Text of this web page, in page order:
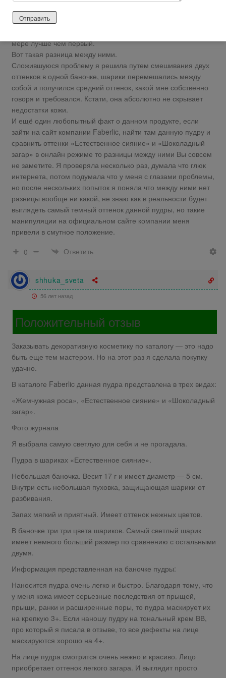
заказала ещё один оттенок данной пудры «Жемчужная
россыпь». К моему большому удивлению именно этот
мере лучше чем первый.
Вот такая разница между ними.
Сложившуюся проблему я решила путем смешивания двух
оттенков в одной баночке, шарики перемешались между
собой и получился средний оттенок, какой мне собственно
говоря и требовался. Кстати, она абсолютно не скрывает
недостатки кожи.
И ещё один любопытный факт о данном продукте, если
зайти на сайт компании Faberlic, найти там данную пудру и
сравнить оттенки «Естественное сияние» и «Шоколадный
загар» в онлайн режиме то разницы между ними Вы совсем
не заметите. Я проверяла несколько раз, думала что глюк
интернета, потом подумала что у меня с глазами проблемы,
но после нескольких попыток я поняла что между ними нет
разницы вообще ни какой, не знаю как в реальности будет
выглядеть самый темный оттенок данной пудры, но такие
манипуляции на официальном сайте компании меня
привели в смутное положение.
0
Ответить
shhuka_sveta
56 лет назад
Положительный отзыв
Заказывать декоративную косметику по каталогу — это надо
быть еще тем мастером. Но на этот раз я сделала покупку
удачно.
В каталоге Faberlic данная пудра представлена в трех видах:
«Жемчужная роса», «Естественное сияние» и «Шоколадный
загар».
Фото журнала
Я выбрала самую светлую для себя и не прогадала.
Пудра в шариках «Естественное сияние».
Небольшая баночка. Весит 17 г и имеет диаметр — 5 см.
Внутри есть небольшая пуховка, защищающая шарики от
разбивания.
Запах мягкий и приятный. Имеет оттенок нежных цветов.
В баночке три три цвета шариков. Самый светлый шарик
имеет немного больший размер по сравнению с остальными
двумя.
Информация представленная на баночке пудры:
Наносится пудра очень легко и быстро. Благодаря тому, что
у меня кожа имеет серьезные последствия от прыщей,
прыщи, ранки и расширенные поры, то пудра маскирует их
на крепкую 3+. Если наношу пудру на тональный крем ВВ,
про который я писала в отзыве, то все дефекты на лице
маскируются хорошо на 4+.
На лице пудра смотрится очень нежно и красиво. Лицо
приобретает оттенок легкого загара. И выглядит просто